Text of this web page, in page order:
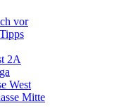
vor
2A
West
Mitte